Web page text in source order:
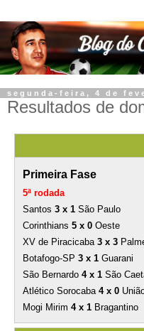
segunda-feira, 4 de
Resultados de
Primeira Fase
5ª rodada
Santos 3 x 1São Paulo
Corinthians 5 x 0Oeste
XV de Piracicaba 3 x 3
Botafogo-SP 3 x 1 Guarani
São Bernardo 4 x 1São
Atlético Sorocaba 4 x 0
Mogi Mirim 4 x 1Bragantino